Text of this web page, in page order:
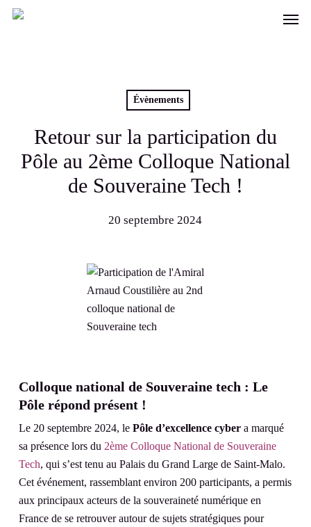
Skip
Menu
Évènements
Retour sur la participation du
Pôle au 2ème Colloque National
de Souveraine Tech !
20 septembre 2024
Colloque national de Souveraine tech : Le
Pôle répond présent !
Le 20 septembre 2024, le Pôle d’excellence cybera marqué
sa présence lors du 2ème Colloque National de Souveraine
Tech, qui s’est tenu au Palais du Grand Large de Saint-Malo.
Cet événement, rassemblant environ 200 participants, a permis
aux principaux acteurs de la souveraineté numérique en
France de se retrouver autour de sujets stratégiques pour